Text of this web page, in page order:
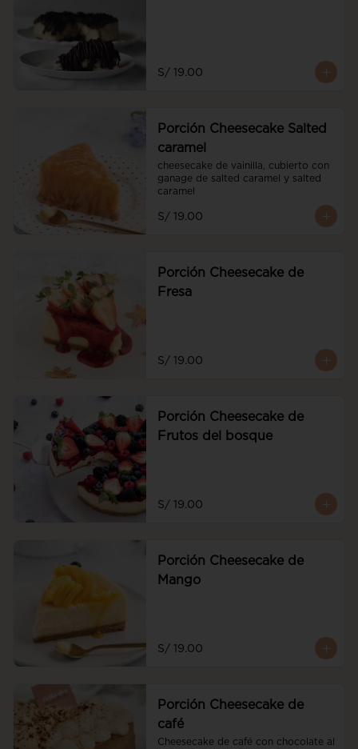
S/ 19.00
Porción Cheesecake Salted
caramel
cheesecake de vainilla, cubierto con
ganage de salted caramel y salted
caramel
S/ 19.00
Porción Cheesecake de
Fresa
S/ 19.00
Porción Cheesecake de
Frutos del bosque
S/ 19.00
Porción Cheesecake de
Mango
S/ 19.00
Porción Cheesecake de
café
Cheesecake de café con chocolate al